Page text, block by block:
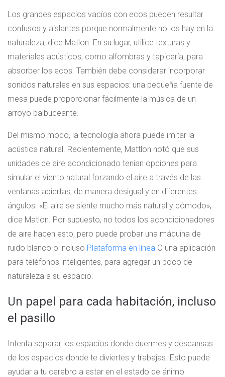
Los grandes espacios vacíos con ecos pueden resultar
confusos y aislantes porque normalmente no los hay en la
naturaleza, dice Matlon. En su lugar, utilice texturas y
materiales acústicos, como alfombras y tapicería, para
absorber los ecos. También debe considerar incorporar
sonidos naturales en sus espacios: una pequeña fuente de
mesa puede proporcionar fácilmente la música de un
arroyo balbuceante.
Del mismo modo, la tecnología ahora puede imitar la
acústica natural. Recientemente, Mattlon notó que sus
unidades de aire acondicionado tenían opciones para
simular el viento natural forzando el aire a través de las
ventanas abiertas, de manera desigual y en diferentes
ángulos. «El aire se siente mucho más natural y cómodo»,
dice Matlon. Por supuesto, no todos los acondicionadores
de aire hacen esto, pero puede probar una máquina de
ruido blanco o incluso Plataforma en línea O una aplicación
para teléfonos inteligentes, para agregar un poco de
naturaleza a su espacio.
Un papel para cada habitación, incluso
el pasillo
Intenta separar los espacios donde duermes y descansas
de los espacios donde te diviertes y trabajas. Esto puede
ayudar a tu cerebro a estar en el estado de ánimo